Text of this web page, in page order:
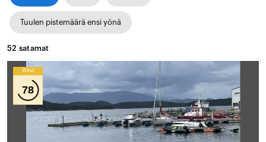
Tuulen pistemäärä ensi yönä
52 satamat
Wind
78